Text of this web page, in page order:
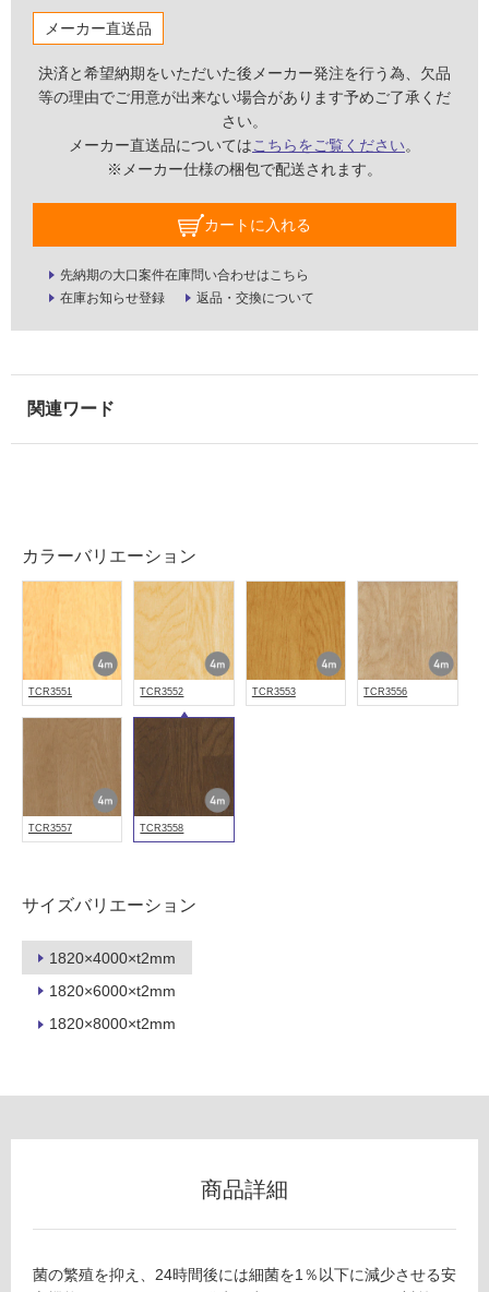
メーカー直送品
決済と希望納期をいただいた後メーカー発注を行う為、欠品
等の理由でご用意が出来ない場合があります予めご了承くだ
さい。
メーカー直送品についてはこちらをご覧ください。
※メーカー仕様の梱包で配送されます。
カートに入れる
先納期の大口案件在庫問い合わせはこちら
在庫お知らせ登録
返品・交換について
カラーバリエーション
TCR3551 TCR3552 TCR3553 TCR3556
TCR3557 TCR3558
サイズバリエーション
1820×4000×t2mm
1820×6000×t2mm
1820×8000×t2mm
常
に
し
て
る
る
が
注
が
必
な
い
屋
内
壁・
浴
室
使
可
能
用
商品詳細
菌の繁殖を抑え、24時間後には細菌を1％以下に減少させる安